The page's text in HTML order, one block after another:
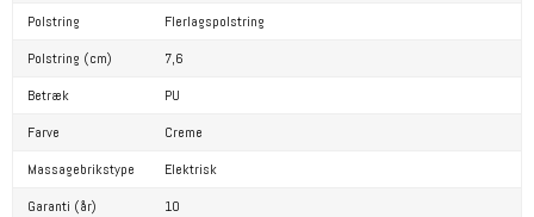
Polstring
Flerlagspolstring
Polstring (cm)
7,6
Betræk
PU
Farve
Creme
Massagebrikstype
Elektrisk
Garanti (år)
10